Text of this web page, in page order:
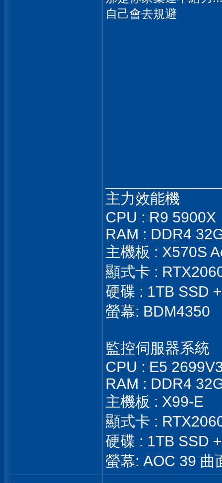
自己會去規避
主力效能機
CPU : R9 5900X
RAM : DDR4
主機板 : X570S
顯式卡 :
硬碟 : 1TB SSD
螢幕: BDM4350
監控伺服器系統
CPU : E5
RAM : DDR4
主機板 : X99-E
顯式卡 :
硬碟 : 1TB SSD
螢幕: AOC 39 曲